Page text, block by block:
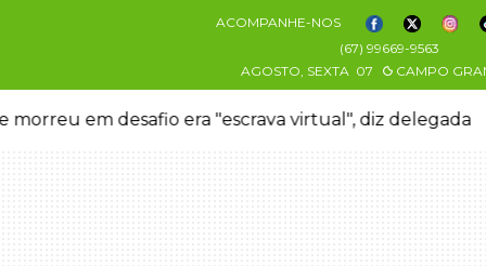
ACOMPANHE-NOS
(67) 99669-9563
AGOSTO, SEXTA 07 CAMPO
morreu em desafio era "escrava virtual", diz delegada